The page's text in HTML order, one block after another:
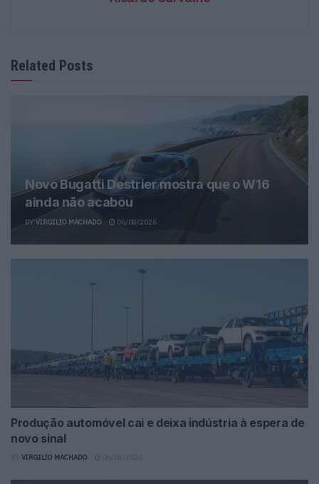
Related Posts
Novo Bugatti Destrier mostra que o W16
ainda não acabou
BY VIRGILIO MACHADO 06/08/2026
Produção automóvel cai e deixa indústria à espera de
novo sinal
VIRGILIO MACHADO